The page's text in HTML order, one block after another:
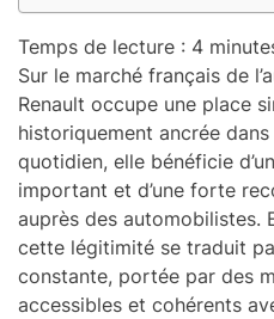
Temps de lecture : 4
Sur le marché français de
Renault occupe une place
historiquement ancrée
quotidien, elle bénéficie
important et d’une forte
auprès des automobilistes.
cette légitimité se traduit
constante, portée par des
accessibles et cohérents